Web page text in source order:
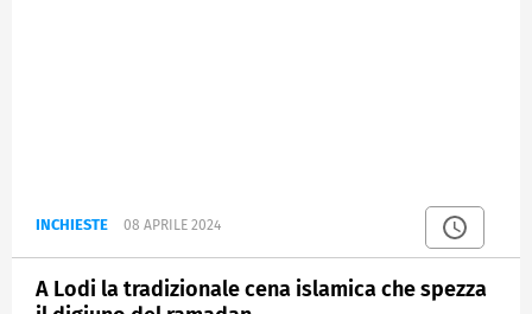
INCHIESTE 08 APRILE 2024
A Lodi la tradizionale cena islamica che spezza